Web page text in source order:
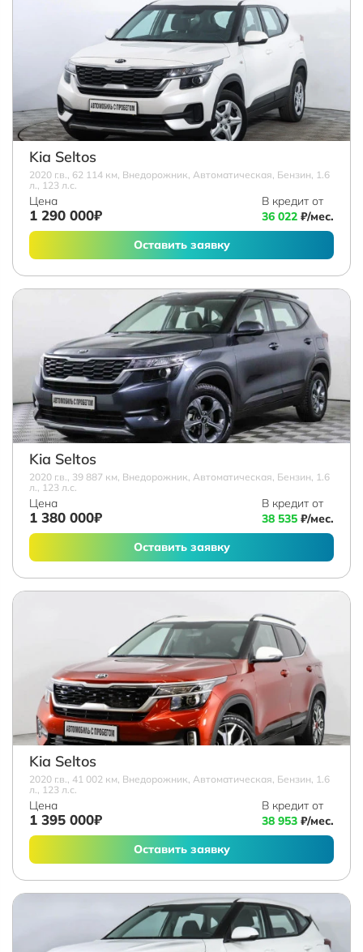
Kia Seltos
2020 г.в., 62 114 км, Внедорожник, Автоматическая, Бензин, 1.6
л., 123 л.с.
Цена
1 290 000₽
В кредит от
36 022 ₽/мес.
Оставить заявку
Kia Seltos
2020 г.в., 39 887 км, Внедорожник, Автоматическая, Бензин, 1.6
л., 123 л.с.
Цена
1 380 000₽
В кредит от
38 535 ₽/мес.
Оставить заявку
Kia Seltos
2020 г.в., 41 002 км, Внедорожник, Автоматическая, Бензин, 1.6
л., 123 л.с.
Цена
1 395 000₽
В кредит от
38 953 ₽/мес.
Оставить заявку